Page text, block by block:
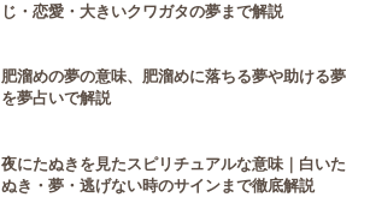
じ・恋愛・大きいクワガタの夢まで解説
肥溜めの夢の意味、肥溜めに落ちる夢や助ける夢
を夢占いで解説
夜にたぬきを見たスピリチュアルな意味｜白いた
ぬき・夢・逃げない時のサインまで徹底解説